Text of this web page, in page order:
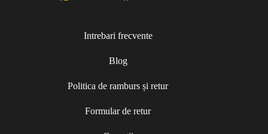
Intrebari frecvente
Blog
Politica de ramburs și retur
Formular de retur